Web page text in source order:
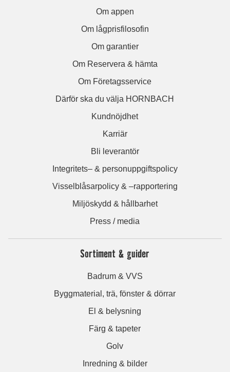
Om appen
Om lågprisfilosofin
Om garantier
Om Reservera & hämta
Om Företagsservice
Därför ska du välja HORNBACH
Kundnöjdhet
Karriär
Bli leverantör
Integritets– & personuppgiftspolicy
Visselblåsarpolicy & –rapportering
Miljöskydd & hållbarhet
Press / media
Sortiment & guider
Badrum & VVS
Byggmaterial, trä, fönster & dörrar
El & belysning
Färg & tapeter
Golv
Inredning & bilder